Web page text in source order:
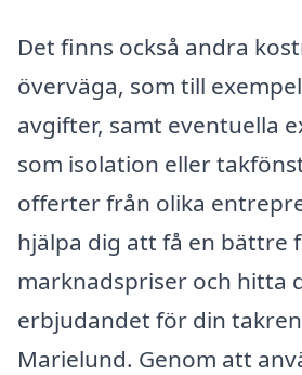
Det finns också andra
överväga, som till
avgifter, samt eventuella
som isolation eller
offerter från olika
hjälpa dig att få en bättre
marknadspriser och hitta
erbjudandet för din
Marielund. Genom att